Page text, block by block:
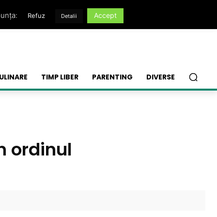
TIMP LIBER PARENTING DIVERSE
ordinul
Refuz Detalii Accept